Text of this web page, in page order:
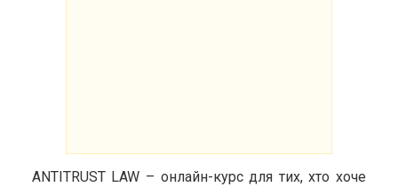
ANTITRUST LAW – онлайн-курс для тих, хто хоче